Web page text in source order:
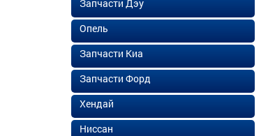
Запчасти Дэу
Опель
Запчасти Киа
Запчасти Форд
Хендай
Ниссан